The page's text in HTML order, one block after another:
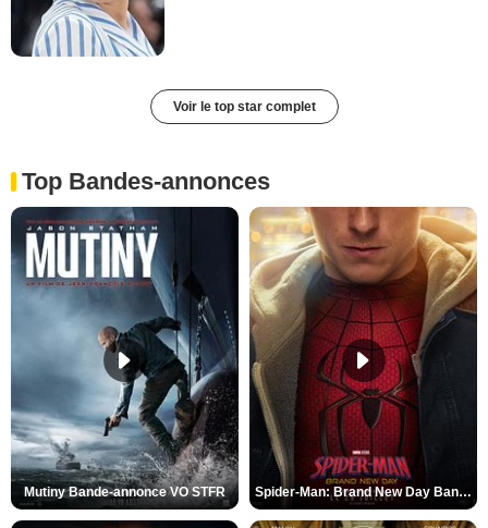
Voir le top star complet
Top Bandes-annonces
Mutiny Bande-annonce VO STFR Spider-Man: Brand New Day Bande-annonce VO STFR